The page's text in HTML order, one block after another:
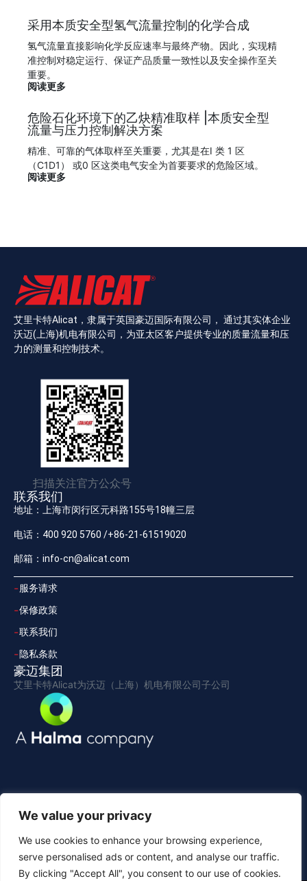
We value your privacy
We use cookies to enhance your browsing experience,
serve personalised ads or content, and analyse our traffic.
By clicking "Accept All", you consent to our use of cookies.
采用本质安全型氢气流量控制的化学合成
氢气流量直接影响化学反应速率与最终产物。因此，实现精
准控制对稳定运行、保证产品质量一致性以及安全操作至关
重要。
阅读更多
危险石化环境下的乙炔精准取样 |本质安全型
流量与压力控制解决方案
精准、可靠的气体取样至关重要，尤其是在I 类 1 区
（C1D1） 或0 区这类电气安全为首要要求的危险区域。
阅读更多
艾里卡特Alicat，隶属于英国豪迈国际有限公司， 通过其实体企业
沃迈(上海)机电有限公司，为亚太区客户提供专业的质量流量和压
力的测量和控制技术。
扫描关注官方公众号
联系我们
地址：上海市闵行区元科路155号18幢三层
电话：400 920 5760 /+86-21-61519020
邮箱：info-cn@alicat.com
服务请求
保修政策
联系我们
隐私条款
豪迈集团
艾里卡特Alicat为沃迈（上海）机电有限公司子公司